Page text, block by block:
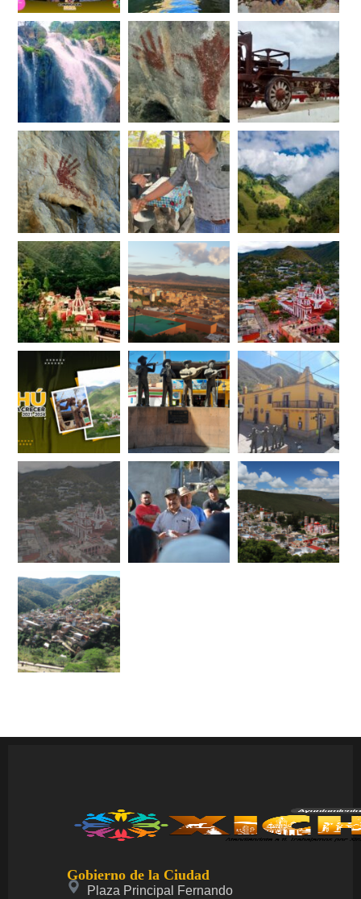
Gobierno de la Ciudad
Plaza Principal Fernando